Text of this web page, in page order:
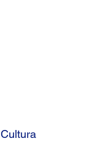
Cultura